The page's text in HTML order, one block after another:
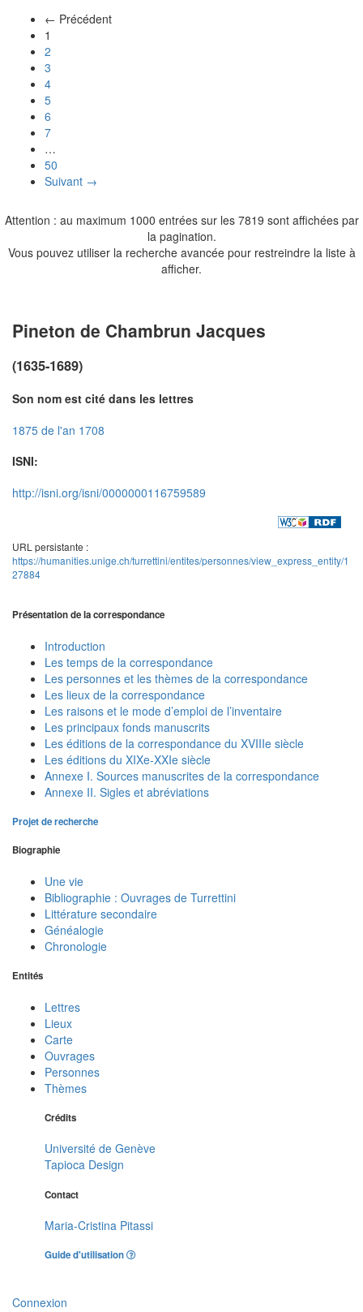
← Précédent
1
2
3
4
5
6
7
…
50
Suivant →
Attention : au maximum 1000 entrées sur les 7819 sont affichées par
la pagination.
Vous pouvez utiliser la recherche avancée pour restreindre la liste à
afficher.
Pineton de Chambrun Jacques
(1635-1689)
Son nom est cité dans les lettres
1875 de l'an 1708
ISNI:
http://isni.org/isni/0000000116759589
URL persistante :
https://humanities.unige.ch/turrettini/entites/personnes/view_express_entity/1
27884
Présentation de la correspondance
Introduction
Les temps de la correspondance
Les personnes et les thèmes de la correspondance
Les lieux de la correspondance
Les raisons et le mode d’emploi de l’inventaire
Les principaux fonds manuscrits
Les éditions de la correspondance du XVIIIe siècle
Les éditions du XIXe-XXIe siècle
Annexe I. Sources manuscrites de la correspondance
Annexe II. Sigles et abréviations
Projet de recherche
Biographie
Une vie
Bibliographie : Ouvrages de Turrettini
Littérature secondaire
Généalogie
Chronologie
Entités
Lettres
Lieux
Carte
Ouvrages
Personnes
Thèmes
Crédits
Université de Genève
Tapioca Design
Contact
Maria-Cristina Pitassi
Guide d'utilisation
Connexion